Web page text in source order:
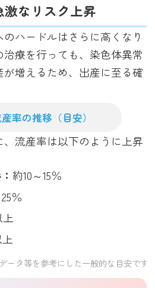
激なリスク上昇
ハードルはさらに高くなり
療を行っても、染色体異常
増えるため、出産に至る確
率の推移（目安）
流産率は以下のように上昇
約10～15％
％
ータ等を参考にした一般的な目安です